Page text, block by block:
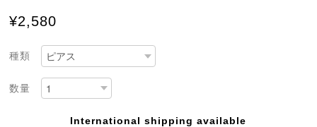
¥2,580
種類
数量
International shipping available